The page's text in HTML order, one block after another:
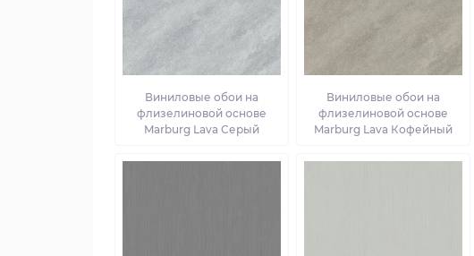
Виниловые обои на
флизелиновой основе
Marburg Lava Серый
Виниловые обои на
флизелиновой основе
Marburg Lava Кофейный